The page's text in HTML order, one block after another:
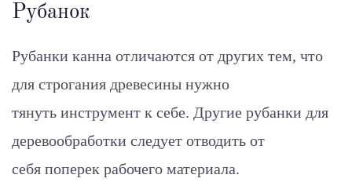
Рубанок
Рубанки канна отличаются от других тем, что
для строгания древесины нужно
тянуть инструмент к себе. Другие рубанки для
деревообработки следует отводить от
себя поперек рабочего материала.